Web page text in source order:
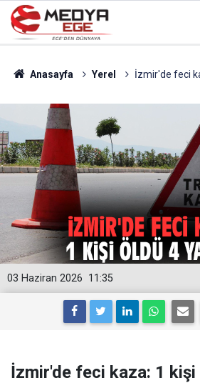
Anasayfa Yerel İzmir'de feci
11:35
03 Haziran 2026
İzmir'de feci kaza: 1 kişi